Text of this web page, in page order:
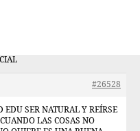
#26528
EDU SER NATURAL Y REÍRSE
LAS COSAS NO